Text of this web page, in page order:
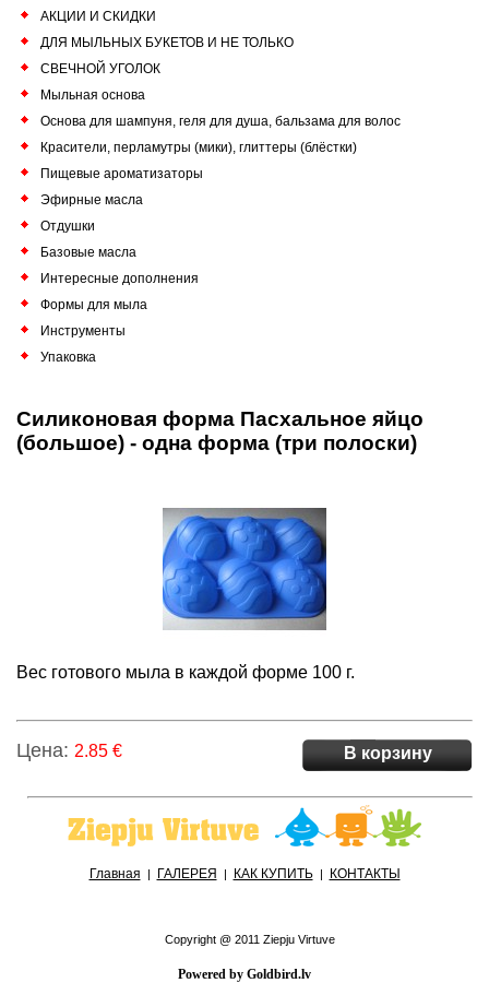
АКЦИИ И СКИДКИ
ДЛЯ МЫЛЬНЫХ БУКЕТОВ И НЕ ТОЛЬКО
СВЕЧНОЙ УГОЛОК
Мыльная основа
Основа для шампуня, геля для душа, бальзама для волос
Красители, перламутры (мики), глиттеры (блёстки)
Пищевые ароматизаторы
Эфирные масла
Отдушки
Базовые масла
Интересные дополнения
Формы для мыла
Инструменты
Упаковка
Силиконовая форма Пасхальное яйцо
(большое) - одна форма (три полоски)
Вес готового мыла в каждой форме 100 г.
Цена: 2.85 € В корзину
Главная | ГАЛЕРЕЯ | КАК КУПИТЬ | КОНТАКТЫ
Copyright @ 2011 Ziepju Virtuve
Powered by Goldbird.lv